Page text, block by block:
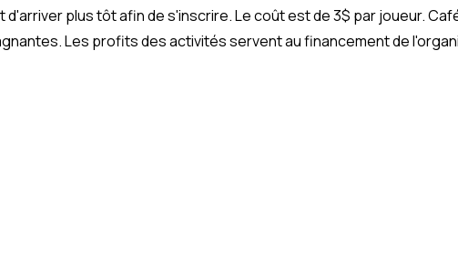
d'arriver plus tôt afin de s'inscrire. Le coût est de 3$ par joueur.
Les profits des activités servent au financement de